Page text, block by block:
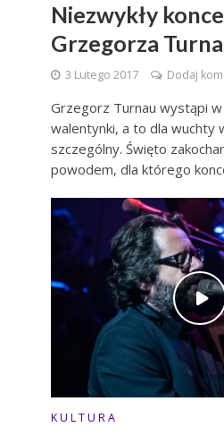
Niezwykły
Grzegorza
3 Lutego 2017 Dodaj
Grzegorz Turnau wystąpi
walentynki, a to dla wuchty
szczególny. Święto
powodem, dla którego
K U L T U R A